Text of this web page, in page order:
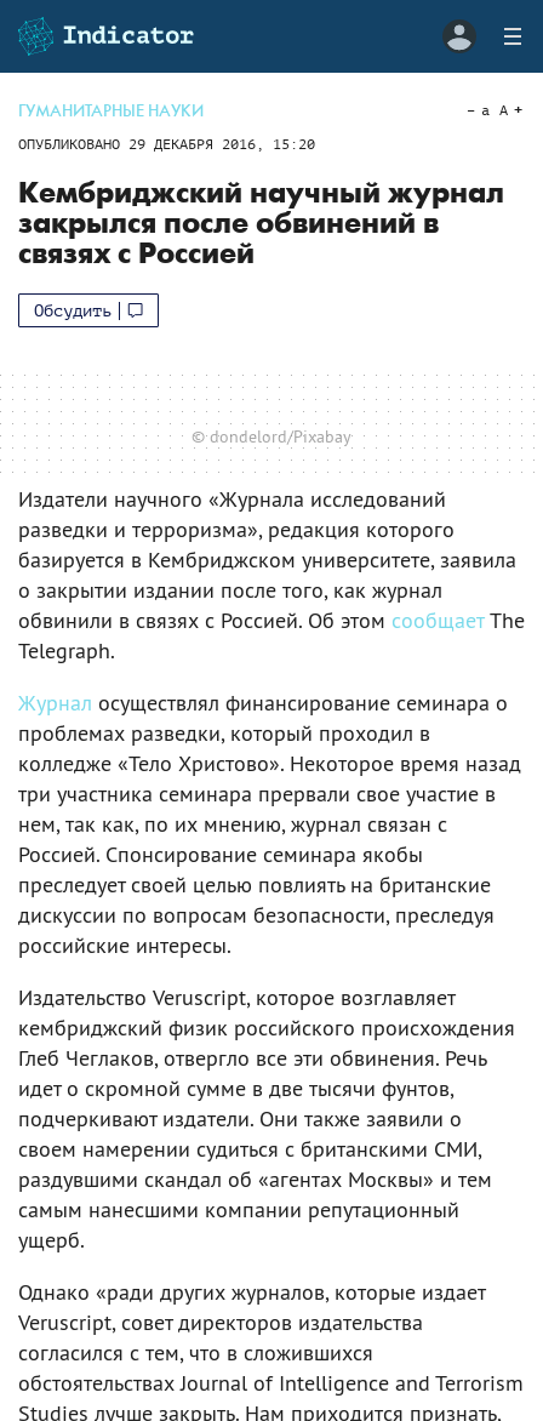
ГУМАНИТАРНЫЕ НАУКИ
ОПУБЛИКОВАНО 29 ДЕКАБРЯ 2016, 15:20
a A
Кембриджский научный журнал
закрылся после обвинений в
связях с Россией
Обсудить
© dondelord/Pixabay
Издатели научного «Журнала исследований
разведки и терроризма», редакция которого
базируется в Кембриджском университете, заявила
о закрытии издании после того, как журнал
обвинили в связях с Россией. Об этом сообщаетThe
Telegraph.
Журнал осуществлял финансирование семинара о
проблемах разведки, который проходил в
колледже «Тело Христово». Некоторое время назад
три участника семинара прервали свое участие в
нем, так как, по их мнению, журнал связан с
Россией. Спонсирование семинара якобы
преследует своей целью повлиять на британские
дискуссии по вопросам безопасности, преследуя
российские интересы.
Издательство Veruscript, которое возглавляет
кембриджский физик российского происхождения
Глеб Чеглаков, отвергло все эти обвинения. Речь
идет о скромной сумме в две тысячи фунтов,
подчеркивают издатели. Они также заявили о
своем намерении судиться с британскими СМИ,
раздувшими скандал об «агентах Москвы» и тем
самым нанесшими компании репутационный
ущерб.
Однако «ради других журналов, которые издает
Veruscript, совет директоров издательства
согласился с тем, что в сложившихся
обстоятельствах Journal of Intelligence and Terrorism
Studies лучше закрыть. Нам приходится признать,